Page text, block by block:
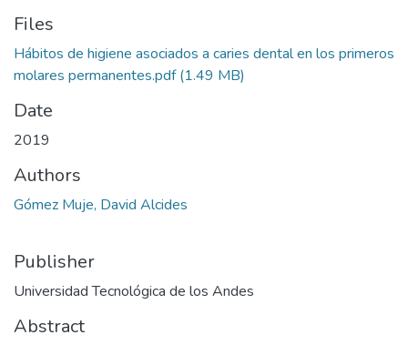
Files
Hábitos de higiene asociados a caries dental en los primeros
molares permanentes.pdf(1.49 MB)
Date
2019
Authors
Gómez Muje, David Alcides
Publisher
Universidad Tecnológica de los Andes
Abstract